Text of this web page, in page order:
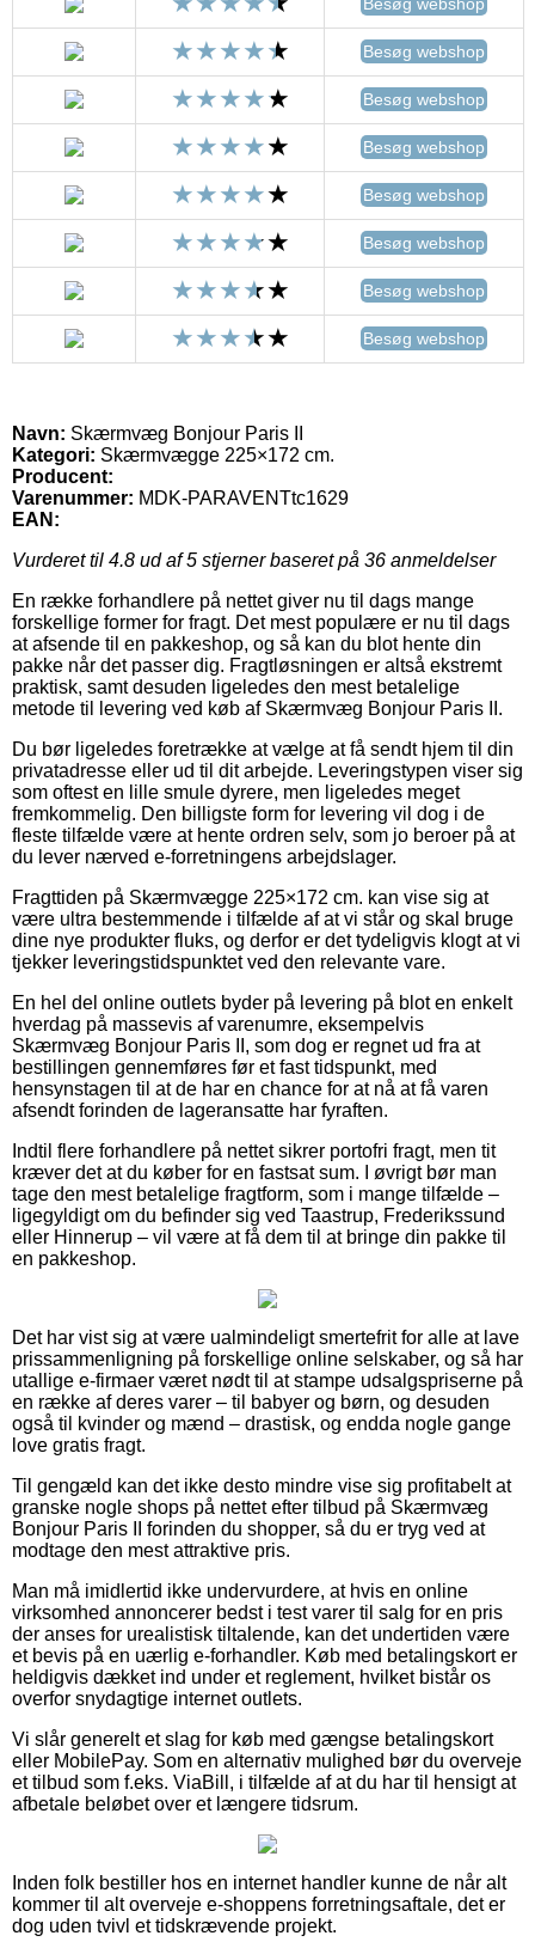
Besøg webshop
Besøg webshop
Besøg webshop
Besøg webshop
Besøg webshop
Besøg webshop
Besøg webshop
Navn: Skærmvæg Bonjour Paris II
Kategori: Skærmvægge 225×172 cm.
Producent:
Varenummer: MDK-PARAVENTtc1629
EAN:
Vurderet til 4.8 ud af 5 stjerner baseret på 36 anmeldelser
En række forhandlere på nettet giver nu til dags mange
forskellige former for fragt. Det mest populære er nu til dags
at afsende til en pakkeshop, og så kan du blot hente din
pakke når det passer dig. Fragtløsningen er altså ekstremt
praktisk, samt desuden ligeledes den mest betalelige
metode til levering ved køb af Skærmvæg Bonjour Paris II.
Du bør ligeledes foretrække at vælge at få sendt hjem til din
privatadresse eller ud til dit arbejde. Leveringstypen viser sig
som oftest en lille smule dyrere, men ligeledes meget
fremkommelig. Den billigste form for levering vil dog i de
fleste tilfælde være at hente ordren selv, som jo beroer på at
du lever nærved e-forretningens arbejdslager.
Fragttiden på Skærmvægge 225×172 cm. kan vise sig at
være ultra bestemmende i tilfælde af at vi står og skal bruge
dine nye produkter fluks, og derfor er det tydeligvis klogt at vi
tjekker leveringstidspunktet ved den relevante vare.
En hel del online outlets byder på levering på blot en enkelt
hverdag på massevis af varenumre, eksempelvis
Skærmvæg Bonjour Paris II, som dog er regnet ud fra at
bestillingen gennemføres før et fast tidspunkt, med
hensynstagen til at de har en chance for at nå at få varen
afsendt forinden de lageransatte har fyraften.
Indtil flere forhandlere på nettet sikrer portofri fragt, men tit
kræver det at du køber for en fastsat sum. I øvrigt bør man
tage den mest betalelige fragtform, som i mange tilfælde –
ligegyldigt om du befinder sig ved Taastrup, Frederikssund
eller Hinnerup – vil være at få dem til at bringe din pakke til
en pakkeshop.
Det har vist sig at være ualmindeligt smertefrit for alle at lave
prissammenligning på forskellige online selskaber, og så har
utallige e-firmaer været nødt til at stampe udsalgspriserne på
en række af deres varer – til babyer og børn, og desuden
også til kvinder og mænd – drastisk, og endda nogle gange
love gratis fragt.
Til gengæld kan det ikke desto mindre vise sig profitabelt at
granske nogle shops på nettet efter tilbud på Skærmvæg
Bonjour Paris II forinden du shopper, så du er tryg ved at
modtage den mest attraktive pris.
Man må imidlertid ikke undervurdere, at hvis en online
virksomhed annoncerer bedst i test varer til salg for en pris
der anses for urealistisk tiltalende, kan det undertiden være
et bevis på en uærlig e-forhandler. Køb med betalingskort er
heldigvis dækket ind under et reglement, hvilket bistår os
overfor snydagtige internet outlets.
Vi slår generelt et slag for køb med gængse betalingskort
eller MobilePay. Som en alternativ mulighed bør du overveje
et tilbud som f.eks. ViaBill, i tilfælde af at du har til hensigt at
afbetale beløbet over et længere tidsrum.
Inden folk bestiller hos en internet handler kunne de når alt
kommer til alt overveje e-shoppens forretningsaftale, det er
dog uden tvivl et tidskrævende projekt.